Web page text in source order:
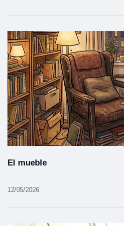
El mueble
12/05/2026